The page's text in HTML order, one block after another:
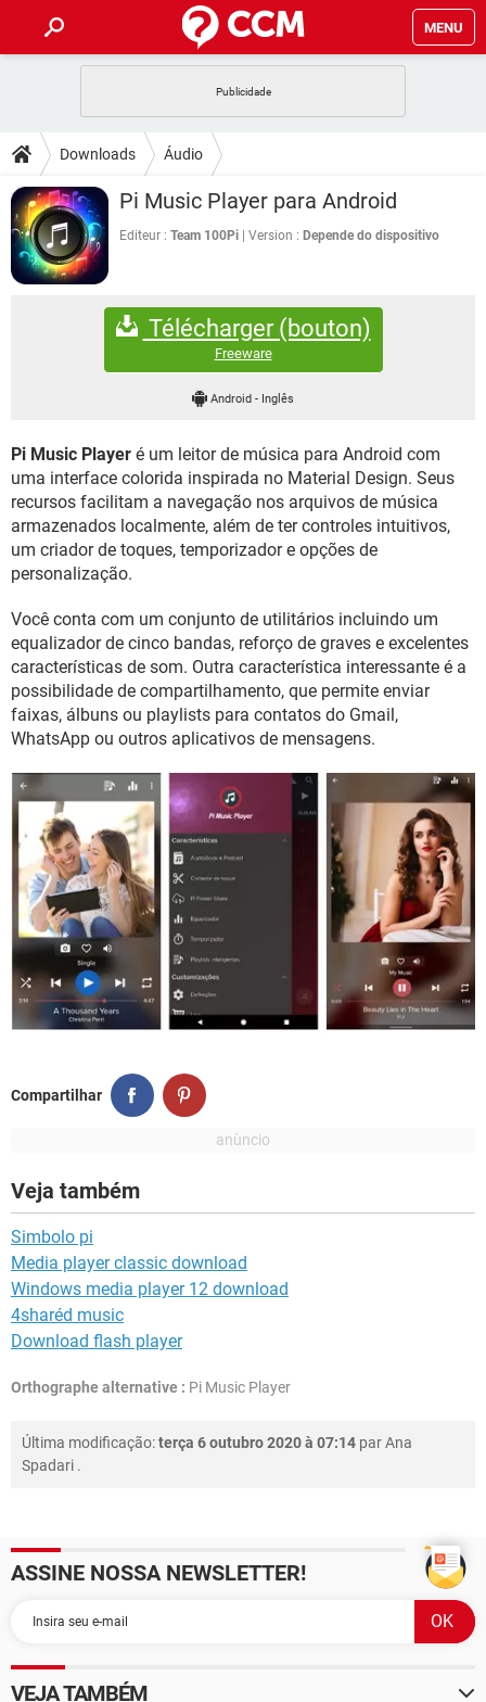
MENU
CELULAR
OUTLOOK EXCEL
INSTAGRAM GMAIL
GUIA DE COMPRAS
DICAS
JOGOS
CELULAR FACEBOOK
OUTLOOK
GUIA DE COMPRAS
DOWNLOADS
JOGOS WHATSAPP
CELULAR
EXCEL
GMAIL
FÓRUM
FACEBOOK
EXCEL
GMAIL
WHATSAPP
INSTAGRAM GMAIL
GUIA DE COMPRAS
Downloads Áudio
Pi Music Player para Android
Editeur : Team 100Pi Version : Depende do dispositivo
Télécharger (bouton)
Freeware
Android- Inglês
Pi Music Player é um leitor de música para Android com
uma interface colorida inspirada no Material Design. Seus
recursos facilitam a navegação nos arquivos de música
armazenados localmente, além de ter controles intuitivos,
um criador de toques, temporizador e opções de
personalização.
Você conta com um conjunto de utilitários incluindo um
equalizador de cinco bandas, reforço de graves e excelentes
características de som. Outra característica interessante é a
possibilidade de compartilhamento, que permite enviar
faixas, álbuns ou playlists para contatos do Gmail,
WhatsApp ou outros aplicativos de mensagens.
Compartilhar
Veja também
Simbolo pi
Media player classic download
Windows media player 12 download
4sharéd music
Download flash player
Orthographe alternative : Pi Music Player
Última modificação:terça 6 outubro 2020 à 07:14 parAna
Spadari .
ASSINE NOSSA NEWSLETTER!
VEJA TAMBÉM